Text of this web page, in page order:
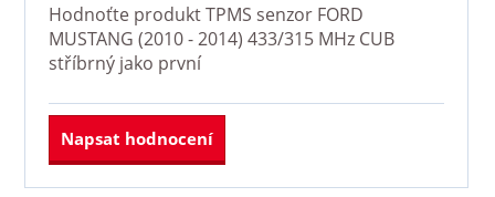
Hodnoťte produktTPMS senzor FORD
MUSTANG (2010 - 2014) 433/315 MHz CUB
stříbrnýjako první
Napsat hodnocení